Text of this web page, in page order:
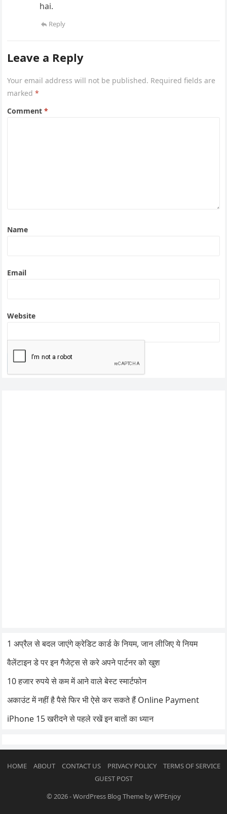
hai.
Reply
Leave a Reply
Your email address will not be published. Required fields are
marked*
Comment*
Name
Email
Website
1 अप्रैल से बदल जाएंगे क्रेडिट कार्ड के नियम, जान लीजिए ये नियम
वैलेंटाइन डे पर इन गैजेट्स से करे अपने पार्टनर को खुश
10 हजार रुपये से कम में आने वाले बेस्ट स्मार्टफोन
अकाउंट में नहीं है पैसे फिर भी ऐसे कर सकते हैं Online Payment
iPhone 15 खरीदने से पहले रखें इन बातों का ध्यान
HOME ABOUT CONTACT US PRIVACY POLICY
TERMS OF SERVICE
GUEST POST
© 2026-WordPress Blog ThemebyWPEnjoy